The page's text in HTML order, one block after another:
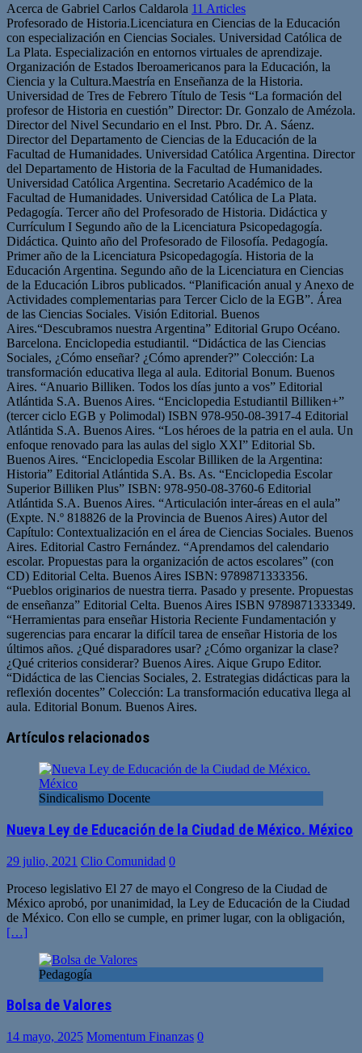
Acerca de Gabriel Carlos Caldarola 11 Articles
Profesorado de Historia.Licenciatura en Ciencias de la Educación
con especialización en Ciencias Sociales. Universidad Católica de
La Plata. Especialización en entornos virtuales de aprendizaje.
Organización de Estados Iberoamericanos para la Educación, la
Ciencia y la Cultura.Maestría en Enseñanza de la Historia.
Universidad de Tres de Febrero Título de Tesis “La formación del
profesor de Historia en cuestión” Director: Dr. Gonzalo de Amézola.
Director del Nivel Secundario en el Inst. Pbro. Dr. A. Sáenz.
Director del Departamento de Ciencias de la Educación de la
Facultad de Humanidades. Universidad Católica Argentina. Director
del Departamento de Historia de la Facultad de Humanidades.
Universidad Católica Argentina. Secretario Académico de la
Facultad de Humanidades. Universidad Católica de La Plata.
Pedagogía. Tercer año del Profesorado de Historia. Didáctica y
Currículum I Segundo año de la Licenciatura Psicopedagogía.
Didáctica. Quinto año del Profesorado de Filosofía. Pedagogía.
Primer año de la Licenciatura Psicopedagogía. Historia de la
Educación Argentina. Segundo año de la Licenciatura en Ciencias
de la Educación Libros publicados. “Planificación anual y Anexo de
Actividades complementarias para Tercer Ciclo de la EGB”. Área
de las Ciencias Sociales. Visión Editorial. Buenos
Aires.“Descubramos nuestra Argentina” Editorial Grupo Océano.
Barcelona. Enciclopedia estudiantil. “Didáctica de las Ciencias
Sociales, ¿Cómo enseñar? ¿Cómo aprender?” Colección: La
transformación educativa llega al aula. Editorial Bonum. Buenos
Aires. “Anuario Billiken. Todos los días junto a vos” Editorial
Atlántida S.A. Buenos Aires. “Enciclopedia Estudiantil Billiken+”
(tercer ciclo EGB y Polimodal) ISBN 978-950-08-3917-4 Editorial
Atlántida S.A. Buenos Aires. “Los héroes de la patria en el aula. Un
enfoque renovado para las aulas del siglo XXI” Editorial Sb.
Buenos Aires. “Enciclopedia Escolar Billiken de la Argentina:
Historia” Editorial Atlántida S.A. Bs. As. “Enciclopedia Escolar
Superior Billiken Plus” ISBN: 978-950-08-3760-6 Editorial
Atlántida S.A. Buenos Aires. “Articulación inter-áreas en el aula”
(Expte. N.º 818826 de la Provincia de Buenos Aires) Autor del
Capítulo: Contextualización en el área de Ciencias Sociales. Buenos
Aires. Editorial Castro Fernández. “Aprendamos del calendario
escolar. Propuestas para la organización de actos escolares” (con
CD) Editorial Celta. Buenos Aires ISBN: 9789871333356.
“Pueblos originarios de nuestra tierra. Pasado y presente. Propuestas
de enseñanza” Editorial Celta. Buenos Aires ISBN 9789871333349.
“Herramientas para enseñar Historia Reciente Fundamentación y
sugerencias para encarar la difícil tarea de enseñar Historia de los
últimos años. ¿Qué disparadores usar? ¿Cómo organizar la clase?
¿Qué criterios considerar? Buenos Aires. Aique Grupo Editor.
“Didáctica de las Ciencias Sociales, 2. Estrategias didácticas para la
reflexión docentes” Colección: La transformación educativa llega al
aula. Editorial Bonum. Buenos Aires.
Artículos relacionados
Sindicalismo Docente
Nueva Ley de Educación de la Ciudad de México. México
29 julio, 2021 Clio Comunidad 0
Proceso legislativo El 27 de mayo el Congreso de la Ciudad de
México aprobó, por unanimidad, la Ley de Educación de la Ciudad
de México. Con ello se cumple, en primer lugar, con la obligación,
[…]
Pedagogía
Bolsa de Valores
14 mayo, 2025 Momentum Finanzas 0